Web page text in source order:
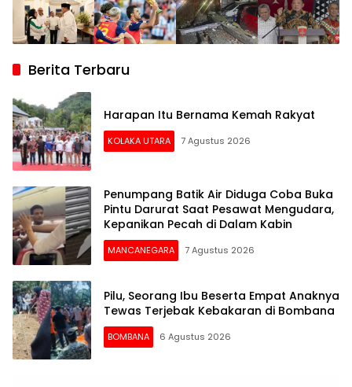
Berita Terbaru
Harapan Itu Bernama Kemah Rakyat
KOLAKA UTARA 7 Agustus 2026
Penumpang Batik Air Diduga Coba Buka
Pintu Darurat Saat Pesawat Mengudara,
Kepanikan Pecah di Dalam Kabin
MANCANEGARA 7 Agustus 2026
Pilu, Seorang Ibu Beserta Empat Anaknya
Tewas Terjebak Kebakaran di Bombana
BOMBANA 6 Agustus 2026
Siaran